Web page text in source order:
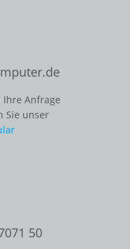
Ihre Anfrage
Sie unser
50